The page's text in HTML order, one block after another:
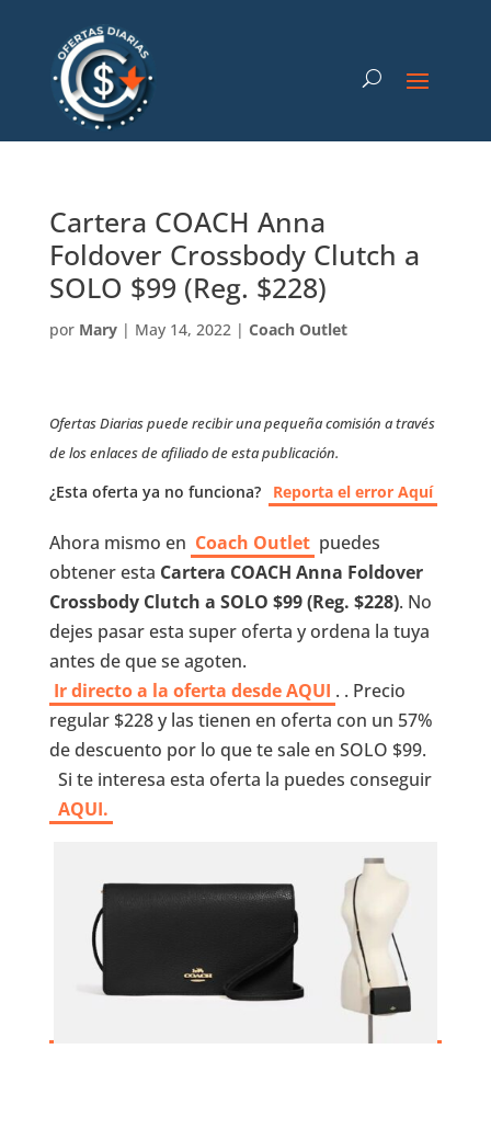
Cartera COACH Anna
Foldover Crossbody Clutch a
SOLO $99 (Reg. $228)
por Mary| May 14, 2022| Coach Outlet
Ofertas Diarias puede recibir una pequeña comisión a través
de los enlaces de afiliado de esta publicación.
¿Esta oferta ya no funciona? Reporta el error Aquí
Ahora mismo en Coach Outlet puedes
obtener esta Cartera COACH Anna Foldover
Crossbody Clutch a SOLO $99 (Reg. $228). No
dejes pasar esta super oferta y ordena la tuya
antes de que se agoten.
Ir directo a la oferta desde AQUI . . Precio
regular $228 y las tienen en oferta con un 57%
de descuento por lo que te sale en SOLO $99.
Si te interesa esta oferta la puedes conseguir
AQUI.